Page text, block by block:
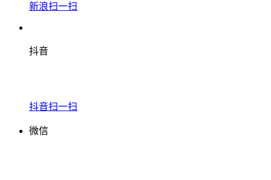
新浪扫一扫
抖音
抖音扫一扫
微信